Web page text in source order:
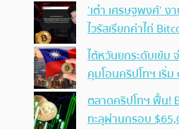
‘เต๋า เศรษฐพงศ์’ ง
ไวรัสเรียกค่าไถ่
ไต้หวันยกระดับเข้ม
คุมโอนคริปโทฯ เริ่
ตลาดคริปโทฯ ฟื้น!
ทะลุผ่านกรอบ